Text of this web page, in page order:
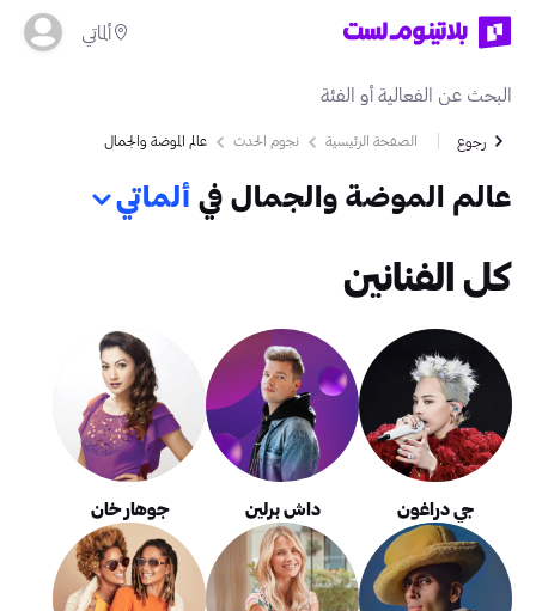
ألماتي
رجوع الصفحة الرئيسية نجوم الحدث عالم الموضة والجمال
عالم الموضة والجمال في ألماتي
كل الفنانين
جي دراغون داش برلين جوهار خان